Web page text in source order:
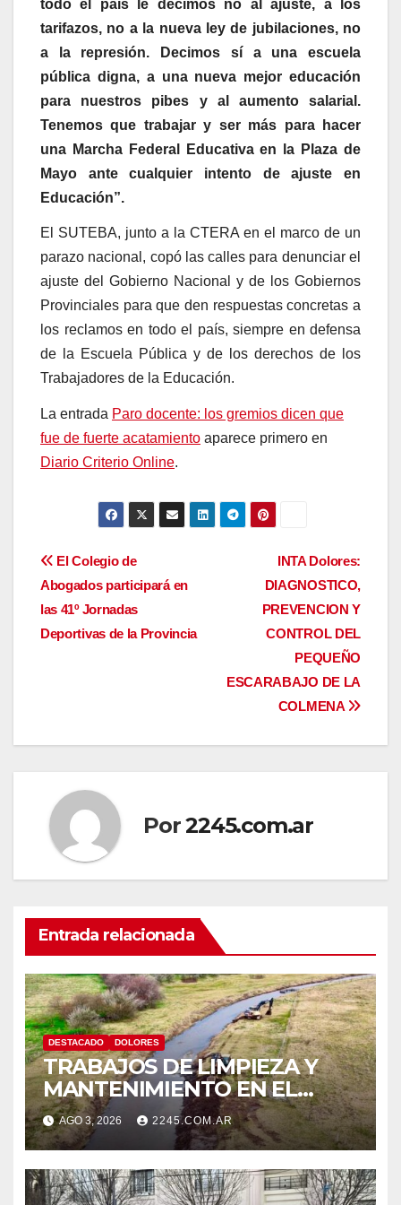
todo el país le decimos no al ajuste, a los
tarifazos, no a la nueva ley de jubilaciones, no
a la represión. Decimos sí a una escuela
pública digna, a una nueva mejor educación
para nuestros pibes y al aumento salarial.
Tenemos que trabajar y ser más para hacer
una Marcha Federal Educativa en la Plaza de
Mayo ante cualquier intento de ajuste en
Educación”.
El SUTEBA, junto a la CTERA en el marco de un
parazo nacional, copó las calles para denunciar el
ajuste del Gobierno Nacional y de los Gobiernos
Provinciales para que den respuestas concretas a
los reclamos en todo el país, siempre en defensa
de la Escuela Pública y de los derechos de los
Trabajadores de la Educación.
La entrada Paro docente: los gremios dicen que
fue de fuerte acatamiento aparece primero en
Diario Criterio Online.
Navegación
de
entradas
INTA Dolores:
DIAGNOSTICO,
PREVENCION Y
CONTROL DEL
PEQUEÑO
ESCARABAJO DE LA
COLMENA
El Colegio de
Abogados participará en
las 41º Jornadas
Deportivas de la Provincia
Por2245.com.ar
Entrada relacionada
DESTACADO DOLORES
TRABAJOS DE LIMPIEZA Y
MANTENIMIENTO EN EL
CANAL LA PICASA
AGO 3, 2026 2245.COM.AR